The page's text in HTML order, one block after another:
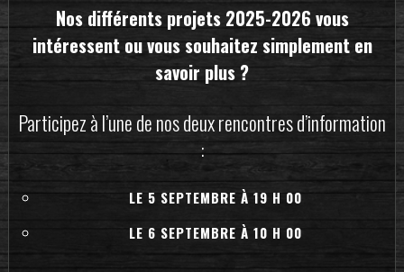
Nos différents projets 2025-2026 vous
intéressent ou vous souhaitez simplement en
savoir plus ?
Participez à l’une de nos deux rencontres d’information
:
LE 5 SEPTEMBRE À 19 H 00
LE 6 SEPTEMBRE À 10 H 00